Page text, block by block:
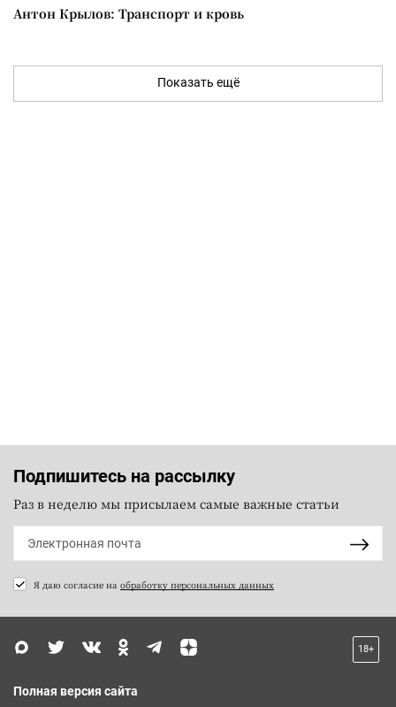
Антон Крылов: Транспорт и кровь
Показать ещё
Подпишитесь на рассылку
Раз в неделю мы присылаем самые важные статьи
Я даю согласие на обработку персональных данных
18+
Полная версия сайта